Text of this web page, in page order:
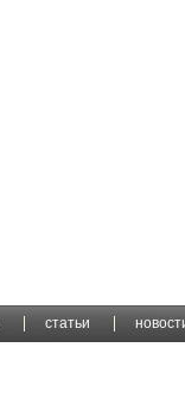
статьи